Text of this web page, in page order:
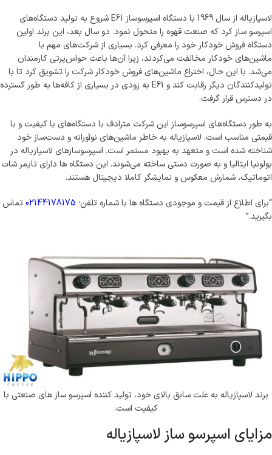
لاسپازیاله از سال 1969 با دستگاه اسپرسوساز E61 شروع به تولید دستگاه‌های
اسپرسو ساز کرد که صنعت قهوه را متحول نمود. دو سال بعد، این برند اولین
دستگاه فروش خودکار خود را معرفی کرد. بسیاری از شرکت‌های مهم با
ماشین‌های خودکار مخالفت می‌کردند، زیرا آن‌ها باعث حواس‌پرتی کارمندان
می‌شد. با این حال، اختراع ماشین‌های فروش خودکار شرکت را تشویق کرد تا با
تولیدکنندگان دیگر رقابت کند و E61 به زودی در بسیاری از کافه‌ها به طور گسترده
در دسترس قرار گرفت.
به طور دستگاه‌های اسپرسوساز این شرکت مترادف با دستگاه‌های با کیفیت و با
قیمتی مناسب است. لاسپازیاله به خاطر ماشین‌های نوآورانه و دست‌ساز خود
شناخته شده است و متعهد به بهبود مستمر است. اسپرسوسازهای لاسپازیاله در
بولونیا ایتالیا و به صورت دستی ساخته می‌شوند. این دستگاه ها دارای تایمر شات
اتوماتیک، شمارش معکوس و نمایشگر کاملا دیجیتال هستند.
“برای اطلاع از قیمت و موجودی دستگاه ها با شماره تلفن؛ 02144178175تماس
بگیرید.”
برند لاسپازیاله به علت سابق بالای خود، تولید کننده اسپرسو ساز های صنعتی با
کیفیت است.
مزایای اسپرسو ساز لاسپازیاله